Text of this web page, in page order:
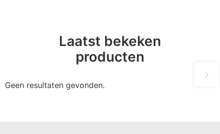
Laatst bekeken
producten
Geen resultaten gevonden.